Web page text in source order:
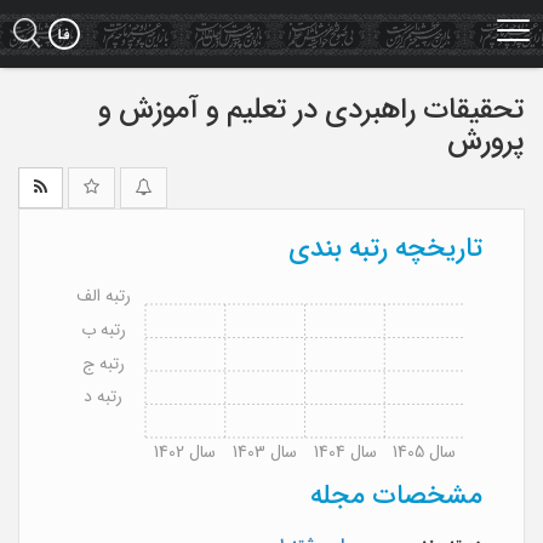
Skip
to
main
تحقیقات راهبردی در تعلیم و آموزش و
پرورش
تاریخچه رتبه بندی
سال 1402 سال 1403 سال 1404 سال 1405
رتبه د
رتبه ج
رتبه ب
رتبه الف
مشخصات مجله